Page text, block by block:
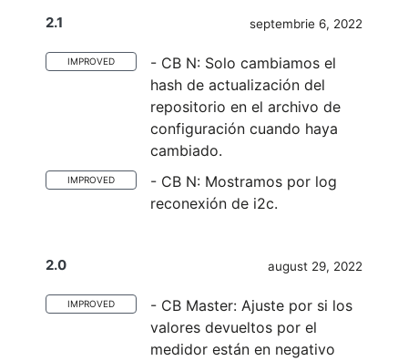
2.1 septembrie 6, 2022
IMPROVED
- CB N: Solo cambiamos el
hash de actualización del
repositorio en el archivo de
configuración cuando haya
cambiado.
IMPROVED
- CB N: Mostramos por log
reconexión de i2c.
2.0 august 29, 2022
IMPROVED
- CB Master: Ajuste por si los
valores devueltos por el
medidor están en negativo